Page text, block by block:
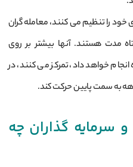
را تنظیم می ‌کنند، معامله‌ گران
مدت هستند. آنها بیشتر بر روی
خواهد داد، تمرکز می کنند، در
به سمت پایین حرکت کند.
سرمایه گذاران چه